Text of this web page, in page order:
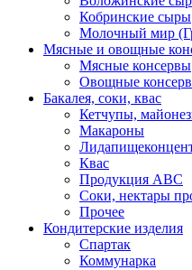
Кобринские сыры
Молочный мир
Мясные и овощные
Мясные консервы
Овощные
Бакалея, соки, квас
Кетчупы,
Макароны
Квас
Продукция АВС
Соки, нектары
Прочее
Кондитерские изделия
Спартак
Коммунарка